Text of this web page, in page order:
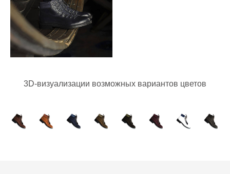
3D-визуализации возможных вариантов цветов